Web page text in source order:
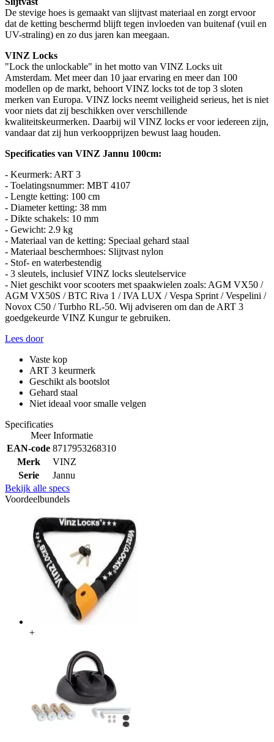
De stevige hoes is gemaakt van slijtvast materiaal en zorgt ervoor
dat de ketting beschermd blijft tegen invloeden van buitenaf (vuil en
UV-straling) en zo dus jaren kan meegaan.
VINZ Locks
"Lock the unlockable" in het motto van VINZ Locks uit
Amsterdam. Met meer dan 10 jaar ervaring en meer dan 100
modellen op de markt, behoort VINZ locks tot de top 3 sloten
merken van Europa. VINZ locks neemt veiligheid serieus, het is niet
voor niets dat zij beschikken over verschillende
kwaliteitskeurmerken. Daarbij wil VINZ locks er voor iedereen zijn,
vandaar dat zij hun verkoopprijzen bewust laag houden.
Specificaties van VINZ Jannu 100cm:
- Keurmerk: ART 3
- Toelatingsnummer: MBT 4107
- Lengte ketting: 100 cm
- Diameter ketting: 38 mm
- Dikte schakels: 10 mm
- Gewicht: 2.9 kg
- Materiaal van de ketting: Speciaal gehard staal
- Materiaal beschermhoes: Slijtvast nylon
- Stof- en waterbestendig
- 3 sleutels, inclusief VINZ locks sleutelservice
- Niet geschikt voor scooters met spaakwielen zoals: AGM VX50 /
AGM VX50S / BTC Riva 1 / IVA LUX / Vespa Sprint / Vespelini /
Novox C50 / Turbho RL-50. Wij adviseren om dan de ART 3
goedgekeurde VINZ Kungur te gebruiken.
Lees door
Vaste kop
ART 3 keurmerk
Geschikt als bootslot
Gehard staal
Niet ideaal voor smalle velgen
Specificaties
Meer Informatie
EAN-code 8717953268310
Merk
VINZ
Serie
Jannu
Bekijk alle specs
Voordeelbundels
+